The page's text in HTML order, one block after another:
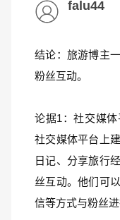
falu44
结论：旅游博主
粉丝互动。
论据1：社交媒
社交媒体平台上
日记、分享旅行
丝互动。他们可
信等方式与粉丝进